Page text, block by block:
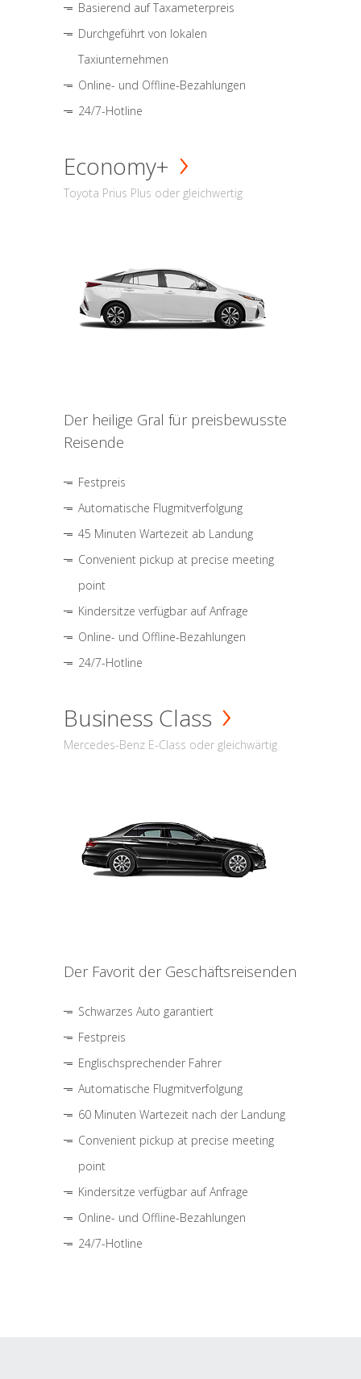
Basierend auf Taxameterpreis
Durchgeführt von lokalen
Taxiunternehmen
Online- und Offline-Bezahlungen
24/7-Hotline
Economy+
Toyota Prius Plus oder gleichwertig
Der heilige Gral für preisbewusste
Reisende
Festpreis
Automatische Flugmitverfolgung
45 Minuten Wartezeit ab Landung
Convenient pickup at precise meeting
point
Kindersitze verfügbar auf Anfrage
Online- und Offline-Bezahlungen
24/7-Hotline
Business Class
Mercedes-Benz E-Class oder gleichwärtig
Der Favorit der Geschäftsreisenden
Schwarzes Auto garantiert
Festpreis
Englischsprechender Fahrer
Automatische Flugmitverfolgung
60 Minuten Wartezeit nach der Landung
Convenient pickup at precise meeting
point
Kindersitze verfügbar auf Anfrage
Online- und Offline-Bezahlungen
24/7-Hotline